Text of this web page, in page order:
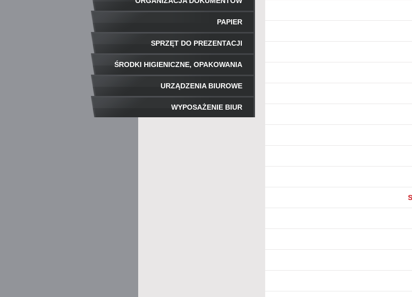
PAPIER
SPRZĘT DO PREZENTACJI
ŚRODKI HIGIENICZNE, OPAKOWANIA
URZĄDZENIA BIUROWE
WYPOSAŻENIE BIUR